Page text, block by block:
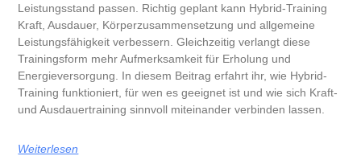
Leistungsstand passen. Richtig geplant kann Hybrid-Training
Kraft, Ausdauer, Körperzusammensetzung und allgemeine
Leistungsfähigkeit verbessern. Gleichzeitig verlangt diese
Trainingsform mehr Aufmerksamkeit für Erholung und
Energieversorgung. In diesem Beitrag erfahrt ihr, wie Hybrid-
Training funktioniert, für wen es geeignet ist und wie sich Kraft-
und Ausdauertraining sinnvoll miteinander verbinden lassen.
Weiterlesen